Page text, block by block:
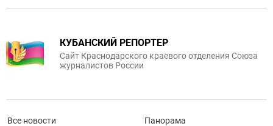
КУБАНСКИЙ РЕПОРТЕР
Сайт Краснодарского краевого отделения Союза
журналистов России
Все новости Панорама